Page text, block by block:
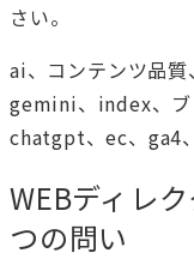
さい。
ai、コンテンツ品質
gemini、index、ブ
chatgpt、ec、ga4
WEBディレ
つの問い